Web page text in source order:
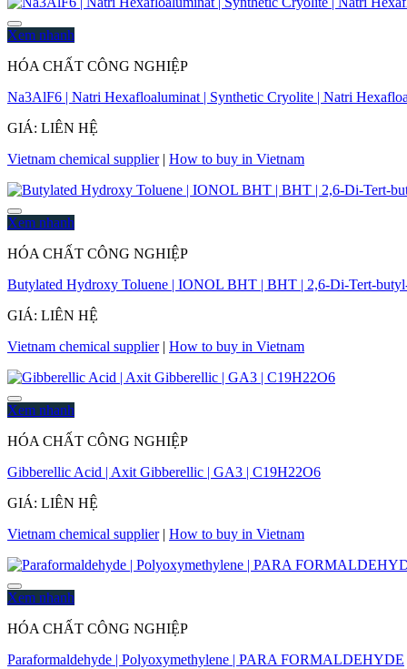
Xem nhanh
HÓA CHẤT CÔNG NGHIỆP
Na3AlF6 | Natri Hexafloaluminat | Synthetic Cryolite | Natri
GIÁ: LIÊN HỆ
Vietnam chemical supplier| How to buy in Vietnam
Xem nhanh
HÓA CHẤT CÔNG NGHIỆP
Butylated Hydroxy Toluene | IONOL BHT | BHT | 2,6-Di-Tert-
GIÁ: LIÊN HỆ
Vietnam chemical supplier| How to buy in Vietnam
Xem nhanh
HÓA CHẤT CÔNG NGHIỆP
Gibberellic Acid | Axit Gibberellic | GA3 | C19H22O6
GIÁ: LIÊN HỆ
Vietnam chemical supplier| How to buy in Vietnam
Xem nhanh
HÓA CHẤT CÔNG NGHIỆP
Paraformaldehyde | Polyoxymethylene | PARA FORMALDEHYDE